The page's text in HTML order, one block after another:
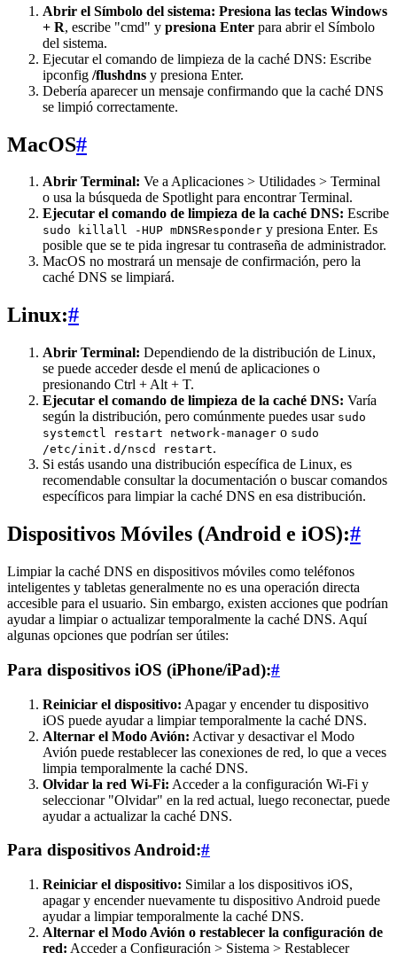
Abrir el Símbolo del sistema: Presiona las teclas Windows
+ R, escribe "cmd" y presiona Enter para abrir el Símbolo
del sistema.
Ejecutar el comando de limpieza de la caché DNS: Escribe
ipconfig /flushdns y presiona Enter.
Debería aparecer un mensaje confirmando que la caché DNS
se limpió correctamente.
MacOS#
Abrir Terminal: Ve a Aplicaciones > Utilidades > Terminal
o usa la búsqueda de Spotlight para encontrar Terminal.
Ejecutar el comando de limpieza de la caché DNS: Escribe
sudo killall -HUP mDNSResponder y presiona Enter. Es
posible que se te pida ingresar tu contraseña de administrador.
MacOS no mostrará un mensaje de confirmación, pero la
caché DNS se limpiará.
Linux:#
Abrir Terminal: Dependiendo de la distribución de Linux,
se puede acceder desde el menú de aplicaciones o
presionando Ctrl + Alt + T.
Ejecutar el comando de limpieza de la caché DNS: Varía
según la distribución, pero comúnmente puedes usar sudo
systemctl restart network-manager o sudo
/etc/init.d/nscd restart.
Si estás usando una distribución específica de Linux, es
recomendable consultar la documentación o buscar comandos
específicos para limpiar la caché DNS en esa distribución.
Dispositivos Móviles (Android e iOS):#
Limpiar la caché DNS en dispositivos móviles como teléfonos
inteligentes y tabletas generalmente no es una operación directa
accesible para el usuario. Sin embargo, existen acciones que podrían
ayudar a limpiar o actualizar temporalmente la caché DNS. Aquí
algunas opciones que podrían ser útiles:
Para dispositivos iOS (iPhone/iPad):#
Reiniciar el dispositivo: Apagar y encender tu dispositivo
iOS puede ayudar a limpiar temporalmente la caché DNS.
Alternar el Modo Avión: Activar y desactivar el Modo
Avión puede restablecer las conexiones de red, lo que a veces
limpia temporalmente la caché DNS.
Olvidar la red Wi-Fi: Acceder a la configuración Wi-Fi y
seleccionar "Olvidar" en la red actual, luego reconectar, puede
ayudar a actualizar la caché DNS.
Para dispositivos Android:#
Reiniciar el dispositivo: Similar a los dispositivos iOS,
apagar y encender nuevamente tu dispositivo Android puede
ayudar a limpiar temporalmente la caché DNS.
Alternar el Modo Avión o restablecer la configuración de
red: Acceder a Configuración > Sistema > Restablecer